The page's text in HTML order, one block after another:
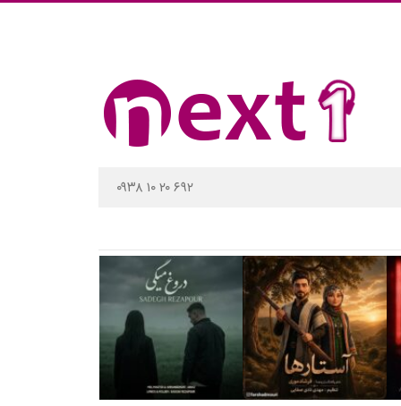
۰۹۳۸ ۱۰ ۲۰ ۶۹۲